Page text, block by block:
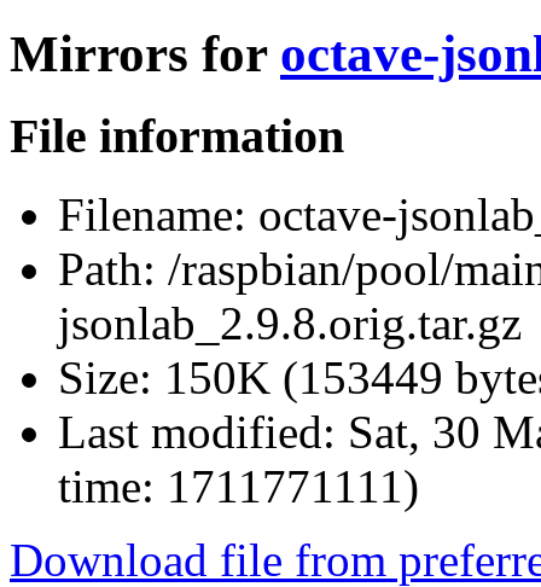
Mirrors for octave-
File information
Filename: octave-
Path: /raspbian/pool/
jsonlab_2.9.8.orig.tar.gz
Size: 150K (153449
Last modified: Sat, 30
time: 1711771111)
Download file from